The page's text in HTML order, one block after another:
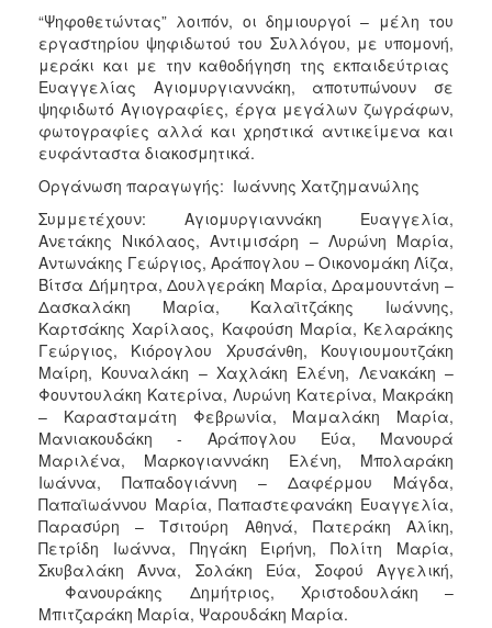
“Ψηφοθετώντας” λοιπόν, οι δημιουργοί – μέλη του
εργαστηρίου ψηφιδωτού του Συλλόγου, με υπομονή,
μεράκι και με την καθοδήγηση της εκπαιδεύτριας
Ευαγγελίας Αγιομυργιαννάκη, αποτυπώνουν σε
ψηφιδωτό Αγιογραφίες, έργα μεγάλων ζωγράφων,
φωτογραφίες αλλά και χρηστικά αντικείμενα και
ευφάνταστα διακοσμητικά.
Οργάνωση παραγωγής: Ιωάννης Χατζημανώλης
Συμμετέχουν: Αγιομυργιαννάκη Ευαγγελία,
Ανετάκης Νικόλαος, Αντιμισάρη – Λυρώνη Μαρία,
Αντωνάκης Γεώργιος, Αράπογλου – Οικονομάκη Λίζα,
Βίτσα Δήμητρα, Δουλγεράκη Μαρία, Δραμουντάνη –
Δασκαλάκη Μαρία, Καλαϊτζάκης Ιωάννης,
Καρτσάκης Χαρίλαος, Καφούση Μαρία, Κελαράκης
Γεώργιος, Κιόρογλου Χρυσάνθη, Κουγιουμουτζάκη
Μαίρη, Κουναλάκη – Χαχλάκη Ελένη, Λενακάκη –
Φουντουλάκη Κατερίνα, Λυρώνη Κατερίνα, Μακράκη
– Καρασταμάτη Φεβρωνία, Μαμαλάκη Μαρία,
Μανιακουδάκη - Αράπογλου Εύα, Μανουρά
Μαριλένα, Μαρκογιαννάκη Ελένη, Μπολαράκη
Ιωάννα, Παπαδογιάννη – Δαφέρμου Μάγδα,
Παπαϊωάννου Μαρία, Παπαστεφανάκη Ευαγγελία,
Παρασύρη – Τσιτούρη Αθηνά, Πατεράκη Αλίκη,
Πετρίδη Ιωάννα, Πηγάκη Ειρήνη, Πολίτη Μαρία,
Σκυβαλάκη Άννα, Σολάκη Εύα, Σοφού Αγγελική,
Φανουράκης Δημήτριος, Χριστοδουλάκη –
Μπιτζαράκη Μαρία, Ψαρουδάκη Μαρία.